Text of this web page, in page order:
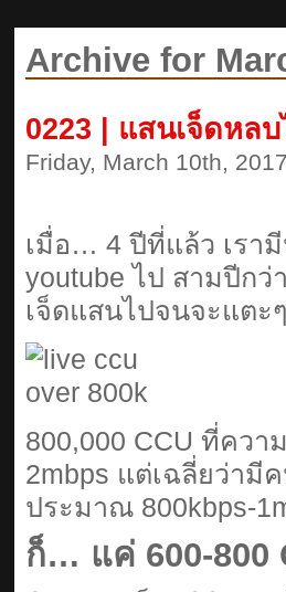
Archive for
0223 | แสนเจ็ดหล
Friday, March 10th,
เมื่อ… 4 ปีที่แล้ว เรา
youtube ไป สามปีก
เจ็ดแสนไปจนจะแต
800,000 CCU ที่ควา
2mbps แต่เฉลี่ยว่ามี
ประมาณ 800kbps-
ก็… แค่ 600-